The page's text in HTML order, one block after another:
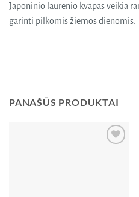
Japoninio laurenio kvapas veikia
garinti pilkomis žiemos dienomis.
PANAŠŪS PRODUKTAI